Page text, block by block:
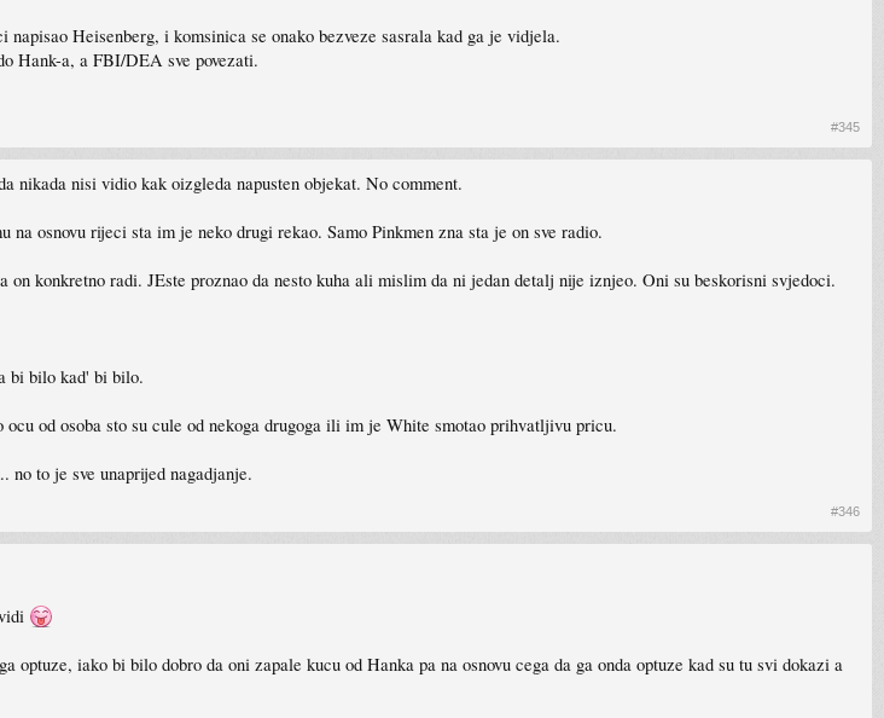
Heisenberg, i komsinica se onako bezveze sasrala kad ga je vidjela.
Hank-a, a FBI/DEA sve povezati.
#345
nikada nisi vidio kak oizgleda napusten objekat. No comment.
osnovu rijeci sta im je neko drugi rekao. Samo Pinkmen zna sta je on sve radio.
konkretno radi. JEste proznao da nesto kuha ali mislim da ni jedan detalj nije iznjeo. Oni su beskorisni svjedoci.
bi bilo kad' bi bilo.
od osoba sto su cule od nekoga drugoga ili im je White smotao prihvatljivu pricu.
to je sve unaprijed nagadjanje.
#346
iako bi bilo dobro da oni zapale kucu od Hanka pa na osnovu cega da ga onda optuze kad su tu svi dokazi a